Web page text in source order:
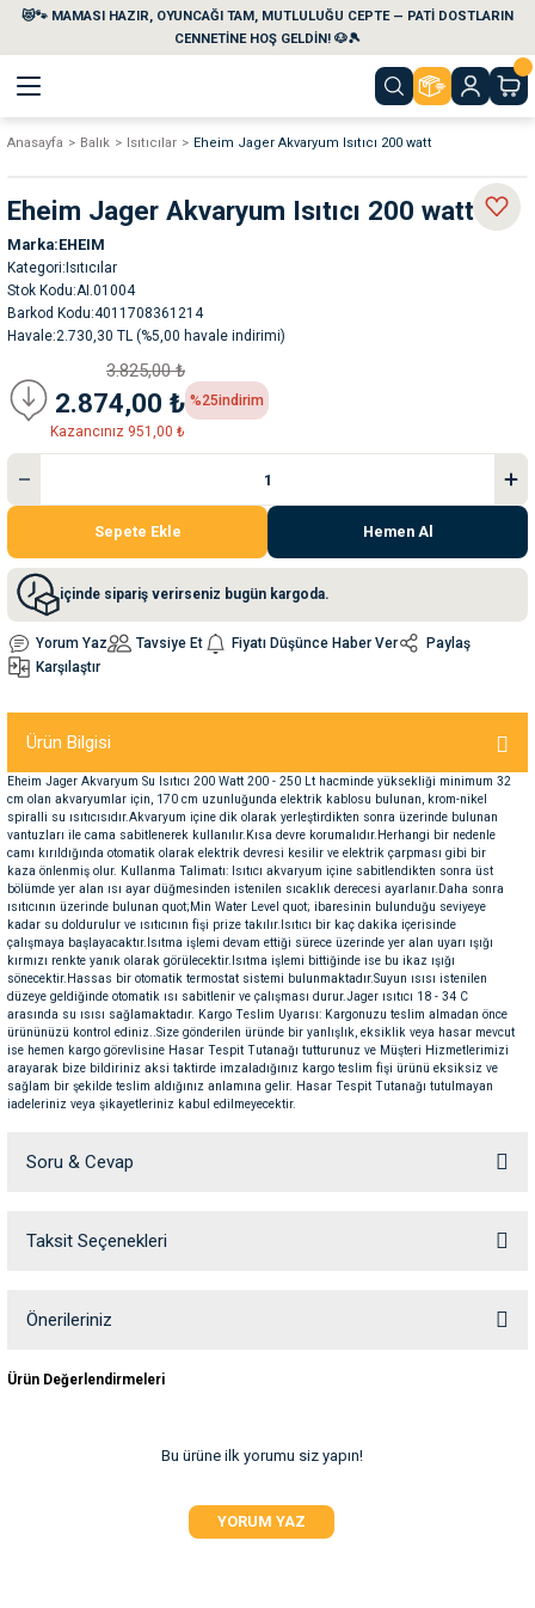
😻🐾 MAMASI HAZIR, OYUNCAĞI TAM, MUTLULUĞU CEPTE — PATİ DOSTLARIN
CENNETİNE HOŞ GELDİN! 🐶🎾
Geri Dön
Temizlik
Besinler
Geri Dön
Temizlik Ürünleri
Su Kabları
Kemikleri
Seyahat Ürünleri
Geri Dön
Geri Dön
Geri Dön
Geri Dön
Anasayfa Balık Isıtıcılar Eheim Jager Akvaryum Isıtıcı 200 watt
Eheim Jager Akvaryum Isıtıcı 200 watt
Marka EHEIM
Kategori Isıtıcılar
Stok Kodu AI.01004
Barkod Kodu 4011708361214
Havale 2.730,30 TL (%5,00 havale indirimi)
3.825,00 ₺
2.874,00 ₺
Kazancınız 951,00 ₺
%25indirim
Sepete Ekle Hemen Al
içinde sipariş verirseniz bugün kargoda.
Yorum Yaz Tavsiye Et Fiyatı Düşünce Haber Ver
Paylaş
Karşılaştır
Ürün Bilgisi
Eheim Jager Akvaryum Su Isıtıcı 200 Watt 200 - 250 Lt hacminde yüksekliği minimum 32
cm olan akvaryumlar için, 170 cm uzunluğunda elektrik kablosu bulunan, krom-nikel
spiralli su ısıtıcısıdır.Akvaryum içine dik olarak yerleştirdikten sonra üzerinde bulunan
vantuzları ile cama sabitlenerek kullanılır.Kısa devre korumalıdır.Herhangi bir nedenle
camı kırıldığında otomatik olarak elektrik devresi kesilir ve elektrik çarpması gibi bir
kaza önlenmiş olur. Kullanma Talimatı: Isıtıcı akvaryum içine sabitlendikten sonra üst
bölümde yer alan ısı ayar düğmesinden istenilen sıcaklık derecesi ayarlanır.Daha sonra
ısıtıcının üzerinde bulunan quot;Min Water Level quot; ibaresinin bulunduğu seviyeye
kadar su doldurulur ve ısıtıcının fişi prize takılır.Isıtıcı bir kaç dakika içerisinde
çalışmaya başlayacaktır.Isıtma işlemi devam ettiği sürece üzerinde yer alan uyarı ışığı
kırmızı renkte yanık olarak görülecektir.Isıtma işlemi bittiğinde ise bu ikaz ışığı
sönecektir.Hassas bir otomatik termostat sistemi bulunmaktadır.Suyun ısısı istenilen
düzeye geldiğinde otomatik ısı sabitlenir ve çalışması durur.Jager ısıtıcı 18 - 34 C
arasında su ısısı sağlamaktadır. Kargo Teslim Uyarısı: Kargonuzu teslim almadan önce
ürününüzü kontrol ediniz..Size gönderilen üründe bir yanlışlık, eksiklik veya hasar mevcut
ise hemen kargo görevlisine Hasar Tespit Tutanağı tutturunuz ve Müşteri Hizmetlerimizi
arayarak bize bildiriniz aksi taktirde imzaladığınız kargo teslim fişi ürünü eksiksiz ve
sağlam bir şekilde teslim aldığınız anlamına gelir. Hasar Tespit Tutanağı tutulmayan
iadeleriniz veya şikayetleriniz kabul edilmeyecektir.
Soru & Cevap
Ürün hakkında henüz soru sorulmamış.
Taksit Seçenekleri
Önerileriniz
yetersiz gördüğünüz noktaları öneri formunu kullanarak tarafımıza
Ürün açıklamasında eksik bilgiler bulunuyor.
Ürün Değerlendirmeleri
Bu ürüne ilk yorumu siz yapın!
YORUM YAZ